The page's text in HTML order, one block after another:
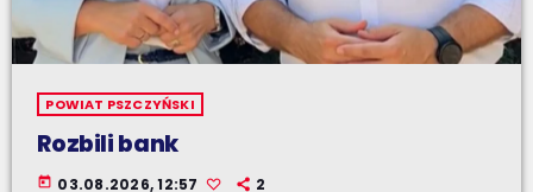
POWIAT PSZCZYŃSKI
Rozbili bank
today 03.08.2026, 12:57 2